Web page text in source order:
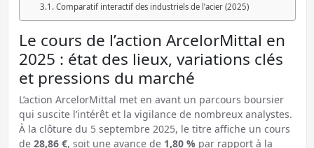
Comparatif interactif des industriels de l’acier (2025)
Le cours de l’action ArcelorMittal en
2025 : état des lieux, variations clés
et pressions du marché
L’action ArcelorMittal met en avant un parcours boursier
qui suscite l’intérêt et la vigilance de nombreux analystes.
À la clôture du 5 septembre 2025, le titre affiche un cours
de 28,86 €, soit une avance de 1,80 %par rapport à la